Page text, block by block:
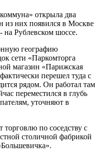
открыла два
из них появился в Москве
на Рублевском шоссе.
географию
сети «Паркомторга
магазин «Парижская
перешел туда с
рядом. Он работал там
переместился в глубь
уточняют в
торговлю по соседству с
столичной фабрикой